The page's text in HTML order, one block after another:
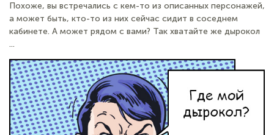
Похоже, вы встречались с кем-то из описанных персонажей,
а может быть, кто-то из них сейчас сидит в соседнем
кабинете. А может рядом с вами? Так хватайте же дырокол
...